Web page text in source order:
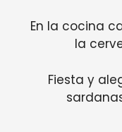
En la cocina
la
Fiesta y